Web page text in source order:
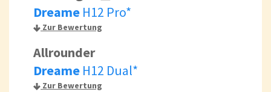
Dreame H12 Pro*
Zur Bewertung
Allrounder
Dreame H12 Dual*
Zur Bewertung